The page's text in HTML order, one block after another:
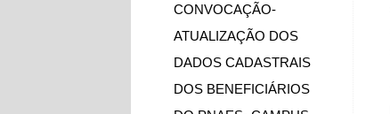
CONVOCAÇÃO-
ATUALIZAÇÃO DOS
DADOS CADASTRAIS
DOS BENEFICIÁRIOS